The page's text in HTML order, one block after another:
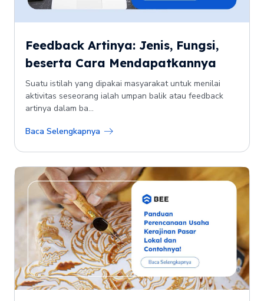
Feedback Artinya: Jenis, Fungsi,
beserta Cara Mendapatkannya
Suatu istilah yang dipakai masyarakat untuk menilai
aktivitas seseorang ialah umpan balik atau feedback
artinya dalam ba...
Baca Selengkapnya